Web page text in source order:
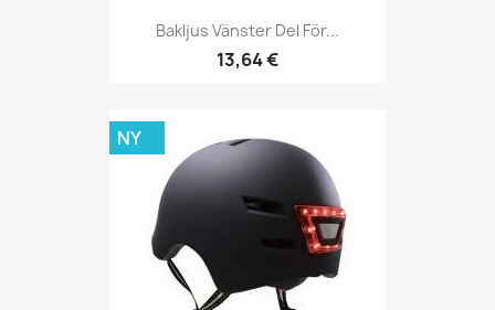
Bakljus Vänster Del För...
13,64 €
NY